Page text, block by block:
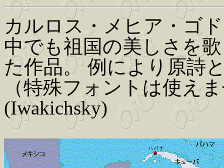
カルロス・メヒア・ゴ
中でも祖国の美しさを
た作品。 例により原詩
（特殊フォントは使え
(Iwakichsky)